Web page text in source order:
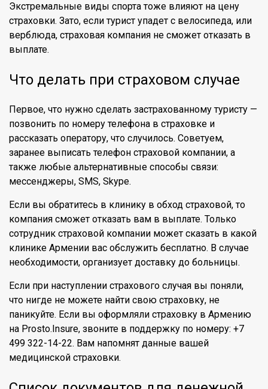
Экстремальные виды спорта тоже влияют на цену
страховки. Зато, если турист упадет с велосипеда, или
верблюда, страховая компания не сможет отказать в
выплате.
Что делать при страховом случае
Первое, что нужно сделать застрахованному туристу —
позвонить по номеру телефона в страховке и
рассказать оператору, что случилось. Советуем,
заранее выписать телефон страховой компании, а
также любые альтернативные способы связи:
мессенджеры, SMS, Skype.
Если вы обратитесь в клинику в обход страховой, то
компания сможет отказать вам в выплате. Только
сотрудник страховой компании может сказать в какой
клинике Армении вас обслужить бесплатно. В случае
необходимости, организует доставку до больницы.
Если при наступлении страхового случая вы поняли,
что нигде не можете найти свою страховку, не
паникуйте. Если вы оформляли страховку в Армению
на Prosto.Insure, звоните в поддержку по номеру: +7
499 322-14-22. Вам напомнят данные вашей
медицинской страховки.